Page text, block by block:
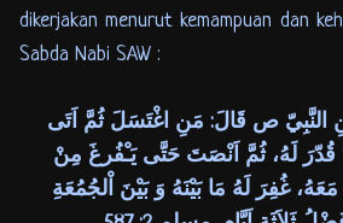
dikerjakan menurut kemampuan dan
Sabda Nabi SAW :
النَّبِيّ ص قَالَ: مَنِ اغْتَسَلَ ثُمَّ اَتَى
لَهُ، ثُمَّ اَنْصَتَ حَتَّى يَـْفُرغَ مِنْ
غُفِرَ لَهُ مَا بَيْنَهُ وَ بَيْنَ اْلجُمُعَةِ